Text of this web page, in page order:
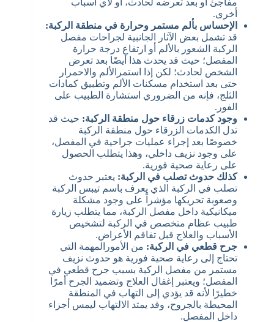
مفاجئ أو بعد تعرضه لحادث، أو لأي أسباب
أخرى.
الإحساس بألم مستمر وحرارة في منطقة الركبة:
قد تشمل بعض الآثار الجانبية لجراحات مفصل
الركبة الشعور بالألم أو ارتفاع درجة حرارة
المفصل؛ حيث قد يحدث هذا أيضًا بعد تعرض
الشخص لحادث؛ لكن إذا استمرالألم والاحمرار
حتى بعد استخدام مسكنات الألم وتطبيق كمادات
الثلج، فإنه من الضروري استشارة الطبيب على
الفور.
وجود كدمات زرقاء حول منطقة الركبة: حيث قد
تدل الكدمات الزرقاء حول منطقة الركبة
خصوصًا بعد إجراء عمليات جراحية في المفصل،
على وجود نزيف داخلي، وهذا يتطلب الحصول
على رعاية صحية فورية.
كذلك حدوث تصلب في الركبة: يعتبر حدوث
تصلب في الركبة الذي يعرف باسم تيبس الركبة
وصعوبة تحريكها مؤشراً على وجود مشكلة
ميكانيكية داخل مفصل الركبة، مما يتطلب زيارة
طبيب عظام متخصص في الركبة لتشخيص
الأسباب والعلاج قبل تفاقم الأعراض.
جرح قطعي في الركبة: من الأمورالمهمة التي
تحتاج إلى رعاية صحية فورية هو حدوث نزيف
مستمر من مفصل الركبة بسبب جرح قطعي في
المفصل؛ ويعتبر إغفال العلاج وتضميد الجرح أمرًا
خطيرًا لأنه قد يؤدي إلى التهاب في المنطقة
المحيطة بالجروح، وقد يمتد الالتهاب ليمس أجزاء
داخل المفصل.